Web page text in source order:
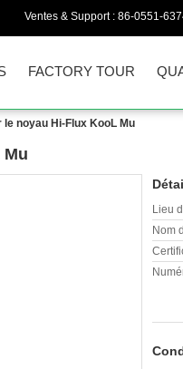
Ventes & Support : 86-0551-
FACTORY TOUR
noyau Hi-Flux KooL Mu
Mu
Lieu
Nom